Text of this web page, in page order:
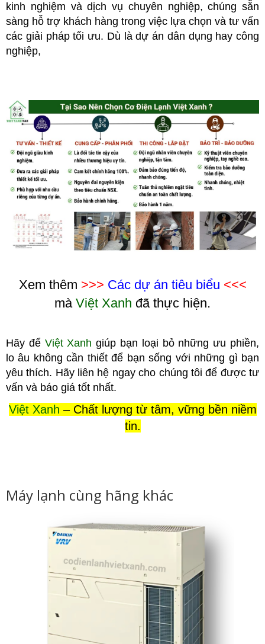
kinh nghiệm và dịch vụ chuyên nghiệp, chúng sẵn
sàng hỗ trợ khách hàng trong việc lựa chọn và tư vấn
các giải pháp tối ưu. Dù là dự án dân dụng hay công
nghiệp,
Xem thêm >>> Các dự án tiêu biểu <<<
mà Việt Xanh đã thực hiện.
Hãy để Việt Xanh giúp bạn loại bỏ những ưu phiền,
lo âu không cần thiết để bạn sống với những gì bạn
yêu thích. Hãy liên hệ ngay cho chúng tôi để được tư
vấn và báo giá tốt nhất.
Việt Xanh – Chất lượng từ tâm, vững bền niềm
tin.
Máy lạnh cùng hãng khác